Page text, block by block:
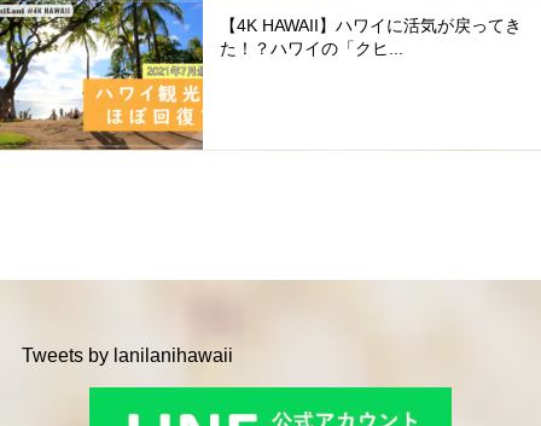
【4K HAWAII】ハワイに活気が戻ってき
た！？ハワイの「クヒ...
Tweets by lanilanihawaii